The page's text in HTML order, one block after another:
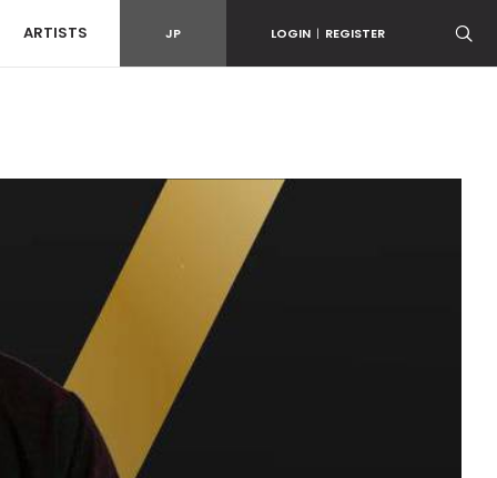
ARTISTS JP LOGIN | REGISTER